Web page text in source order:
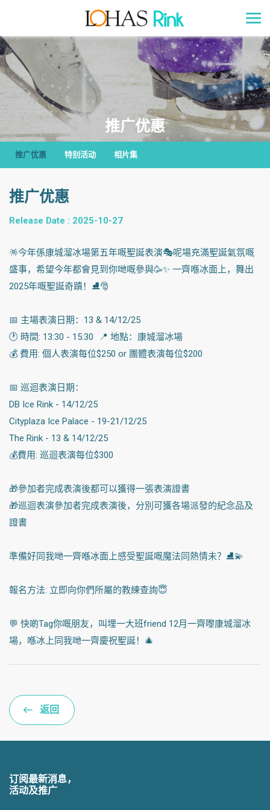
推广优惠
推广优惠 特别活动 相片集
推广优惠
Release Date : 2025-10-27
🪅今年係康城溜冰場第五年嘅聖誕表演🎭呢場充滿聖誕氣氛嘅
盛事，希望今年都會見到你哋嘅參與🥳✨ 一齊喺冰面上，舞出
2025年嘅聖誕奇蹟！⛸️🎅
📅 主場表演日期：13 & 14/12/25
🕐 時間: 13:30 - 15:30 📍 地點：康城溜冰場
💰 費用: 個人表演每位$250 or 團體表演每位$200
📅 巡迴表演日期：
DB Ice Rink - 14/12/25
Cityplaza Ice Palace - 19-21/12/25
The Rink - 13 & 14/12/25
💰費用: 巡迴表演每位$300
🎁參加者完成表演後都可以獲得一張表演證書
🎁巡迴表演參加者完成表演後，分別可獲各場派發的紀念品及
證書
準備好同我哋一齊喺冰面上感受聖誕嘅魔法同熱情未？⛸️💫
報名方法: 立即向你們所屬的教練查詢😇
💬 快啲Tag你嘅朋友，叫埋一大班friend 12月一齊嚟康城溜冰
場，喺冰上同我哋一齊慶祝聖誕！🎄
返回
订阅最新消息，
活动及推广